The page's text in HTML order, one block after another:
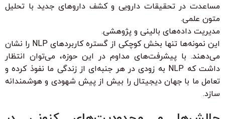
مساعدت در تحقیقات دارویی و کشف داروهای جدید با تحلیل
متون علمی.
مدیریت داده‌های بالینی و پژوهشی.
این نمونه‌ها تنها بخش کوچکی از گستره کاربردهای NLP را نشان
می‌دهند. با پیشرفت‌های مداوم در این حوزه، می‌توان انتظار
داشت که NLP به زودی در هر جنبه‌ای از زندگی ما نفوذ کرده و
تعامل ما با جهان دیجیتال را بیش از پیش شهودی و هوشمندانه
سازد.